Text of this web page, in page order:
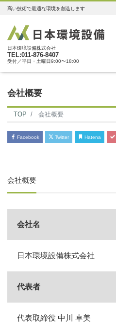
高い技術で最適な環境を創造します
日本環境設備株式会社
TEL:011-876-8407
受付／平日・土曜日9:00〜18:00
会社概要
TOP 会社概要
Facebook Twitter Hatena
会社概要
会社名
日本環境設備株式会社
代表者
代表取締役 中川 卓美